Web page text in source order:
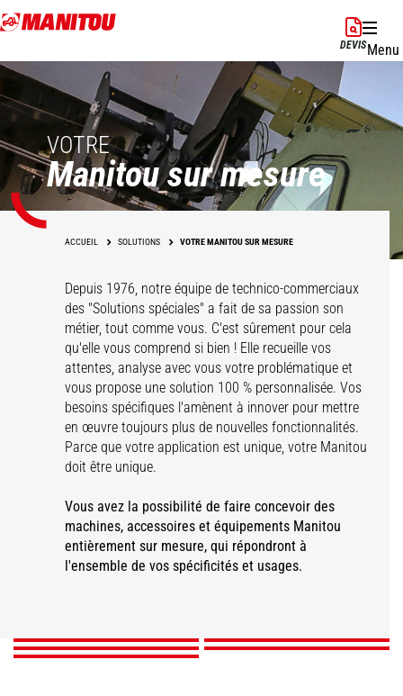
Aller
au
principal
DEVISMenu
VOTRE
Manitou sur mesure
ACCUEIL SOLUTIONS VOTRE MANITOU SUR MESURE
Depuis 1976, notre équipe de technico-commerciaux
des "Solutions spéciales" a fait de sa passion son
métier, tout comme vous. C'est sûrement pour cela
qu'elle vous comprend si bien ! Elle recueille vos
attentes, analyse avec vous votre problématique et
vous propose une solution 100 % personnalisée. Vos
besoins spécifiques l'amènent à innover pour mettre
en œuvre toujours plus de nouvelles fonctionnalités.
Parce que votre application est unique, votre Manitou
doit être unique.
Vous avez la possibilité de faire concevoir des
machines, accessoires et équipements Manitou
entièrement sur mesure, qui répondront à
l'ensemble de vos spécificités et usages.
Accessoires Couleurs et logotypes
Equipements de
sécurité
DÉCOUVRIR
Adaptations handicap
DÉCOUVRIR
Autres
personnalisations sur
DÉCOUVRIR